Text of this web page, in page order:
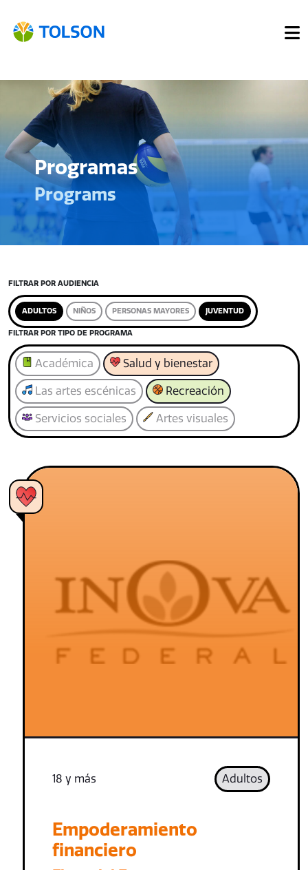
Programas
Programs
FILTRAR POR AUDIENCIA
ADULTOS NIÑOS PERSONAS MAYORES JUVENTUD
FILTRAR POR TIPO DE PROGRAMA
Académica Salud y bienestar
Las artes escénicas Recreación
Servicios sociales Artes visuales
18 y más Adultos
Empoderamiento
financiero